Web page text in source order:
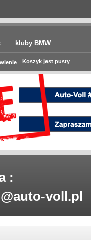
kluby BMW
Koszyk jest pusty
:
voll.pl